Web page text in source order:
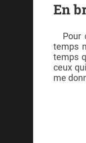
En
Pour
temps
temps
ceux
me